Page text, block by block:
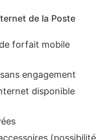
de la Poste
forfait mobile
engagement
disponible